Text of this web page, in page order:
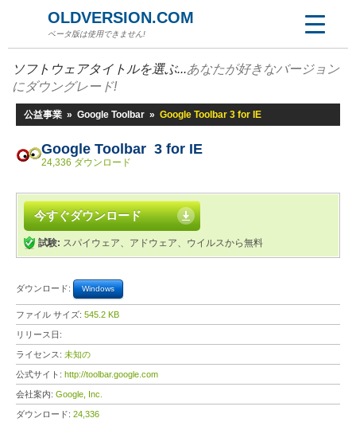
OLDVERSION.COM
ベータ版は使用できません!
ソフトウェアタイトルを選ぶ...あなたが好きなバージョン
にダウングレード!
公益事業 » Google Toolbar » Google Toolbar 3 for IE
Google Toolbar 3 for IE
24,336 ダウンロード
今すぐダウンロード
試験: スパイウェア、アドウェア、ウイルスから無料
ダウンロード: Windows
ファイル サイズ: 545.2 KB
リリース日:
ライセンス: 未知の
公式サイト: http://toolbar.google.com
会社案内: Google, Inc.
ダウンロード: 24,336